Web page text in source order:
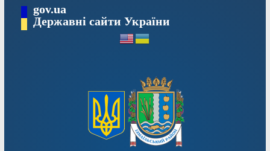
вмісту
gov.ua
Державні сайти України